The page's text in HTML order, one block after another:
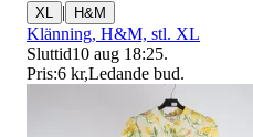
XL | H&M
Klänning, H&M, stl. XL
Sluttid10 aug 18:25.
Pris:6 kr,Ledande bud.